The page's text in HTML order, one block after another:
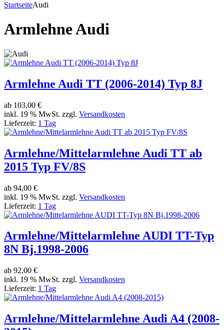
StartseiteAudi
Armlehne Audi
Armlehne Audi TT (2006-2014) Typ 8J
ab 103,00 €
inkl. 19 % MwSt. zzgl. Versandkosten
Lieferzeit: 1 Tag
Armlehne/Mittelarmlehne Audi TT ab
2015 Typ FV/8S
ab 94,00 €
inkl. 19 % MwSt. zzgl. Versandkosten
Lieferzeit: 1 Tag
Armlehne/Mittelarmlehne AUDI TT-Typ
8N Bj.1998-2006
ab 92,00 €
inkl. 19 % MwSt. zzgl. Versandkosten
Lieferzeit: 1 Tag
Armlehne/Mittelarmlehne Audi A4 (2008-